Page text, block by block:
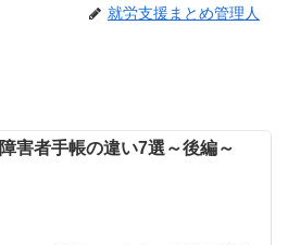
就労支援まとめ管理人
障害者手帳の違い7選～後編～